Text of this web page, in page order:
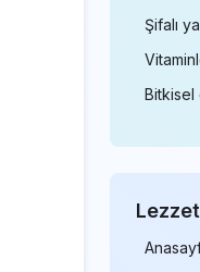
Şifalı
Bitkisel